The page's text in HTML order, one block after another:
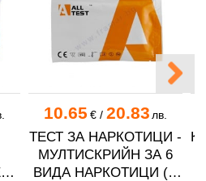
10.65 €/ 20.83 лв.
ТЕСТ ЗА НАРКОТИЦИ -
МУЛТИСКРИЙН ЗА 6
ВИДА НАРКОТИЦИ (С